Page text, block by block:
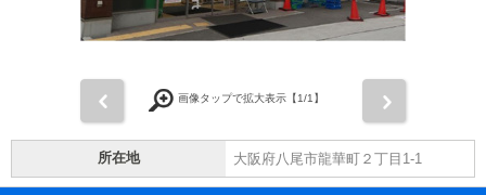
画像タップで拡大表示【1/1】
所在地 大阪府八尾市龍華町２丁目1-1